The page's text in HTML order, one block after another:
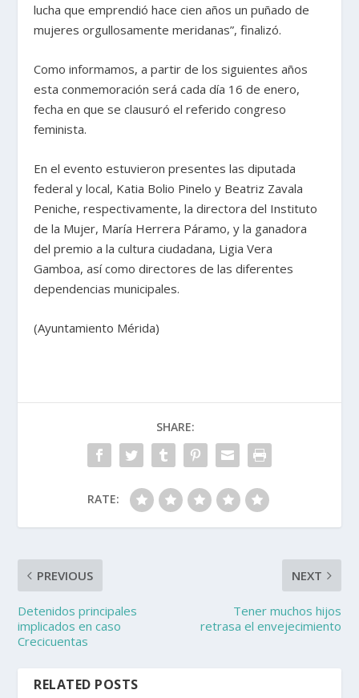
lucha que emprendió hace cien años un puñado de
mujeres orgullosamente meridanas”, finalizó.
Como informamos, a partir de los siguientes años
esta conmemoración será cada día 16 de enero,
fecha en que se clausuró el referido congreso
feminista.
En el evento estuvieron presentes las diputada
federal y local, Katia Bolio Pinelo y Beatriz Zavala
Peniche, respectivamente, la directora del Instituto
de la Mujer, María Herrera Páramo, y la ganadora
del premio a la cultura ciudadana, Ligia Vera
Gamboa, así como directores de las diferentes
dependencias municipales.
(Ayuntamiento Mérida)
SHARE:
RATE:
PREVIOUS
Detenidos principales
implicados en caso
Crecicuentas
NEXT
Tener muchos hijos
retrasa el envejecimiento
RELATED POSTS